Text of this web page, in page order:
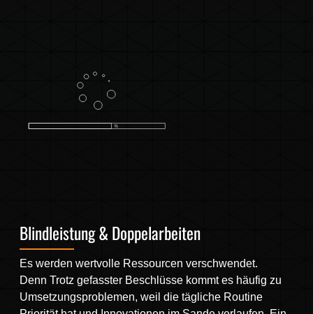
Blindleistung & Doppelarbeiten
Es werden wertvolle Ressourcen verschwendet.
Denn Trotz gefasster Beschlüsse kommt es häufig zu
Umsetzungsproblemen, weil die tägliche Routine